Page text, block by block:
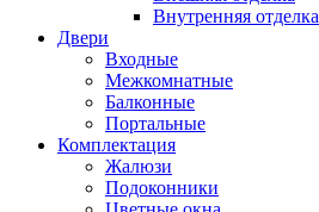
Внутренняя отделка
Двери
Входные
Межкомнатные
Балконные
Портальные
Комплектация
Жалюзи
Подоконники